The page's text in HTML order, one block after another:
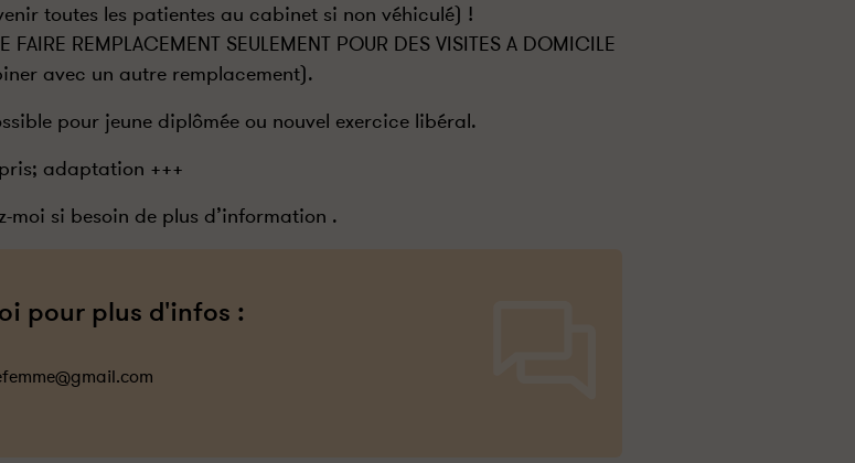
toutes les patientes au cabinet si non véhiculé) !
FAIRE REMPLACEMENT SEULEMENT POUR DES VISITES A DOMICILE
avec un autre remplacement).
pour jeune diplômée ou nouvel exercice libéral.
adaptation +++
moi si besoin de plus d’information .
pour plus d'infos :